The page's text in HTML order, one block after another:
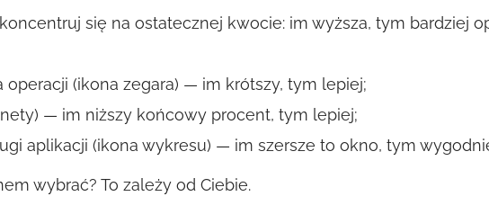
się na ostatecznej kwocie: im wyższa, tym bardziej
operacji (ikona zegara) — im krótszy, tym lepiej;
— im niższy końcowy procent, tym lepiej;
aplikacji (ikona wykresu) — im szersze to okno, tym
wybrać? To zależy od Ciebie.